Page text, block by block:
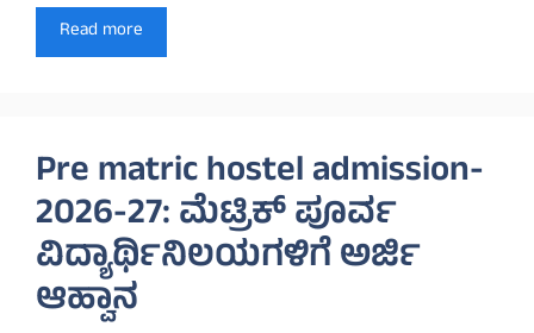
Read more
Pre matric hostel admission-
2026-27: ಮೆಟ್ರಿಕ್ ಪೂರ್ವ
ವಿದ್ಯಾರ್ಥಿನಿಲಯಗಳಿಗೆ ಅರ್ಜಿ
ಆಹ್ವಾನ